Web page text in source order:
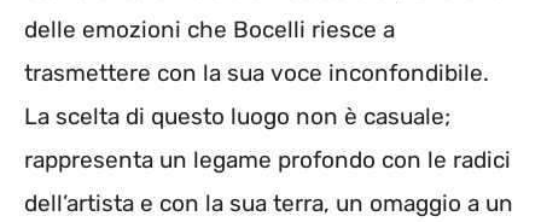
delle emozioni che Bocelli riesce a
trasmettere con la sua voce inconfondibile.
La scelta di questo luogo non è casuale;
rappresenta un legame profondo con le radici
dell’artista e con la sua terra, un omaggio a un